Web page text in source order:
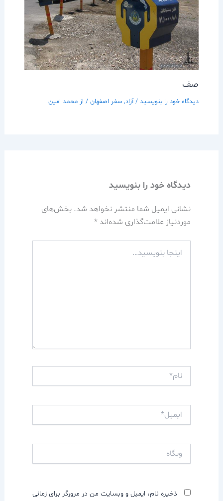
صف
دیدگاه‌ خود را بنویسید /آزاد, سفر اصفهان/ از محمد امین
دیدگاه‌ خود را بنویسید
نشانی ایمیل شما منتشر نخواهد شد. بخش‌های
موردنیاز علامت‌گذاری شده‌اند *
بنویسید…
ذخیره نام، ایمیل و وبسایت من در مرورگر برای زمانی